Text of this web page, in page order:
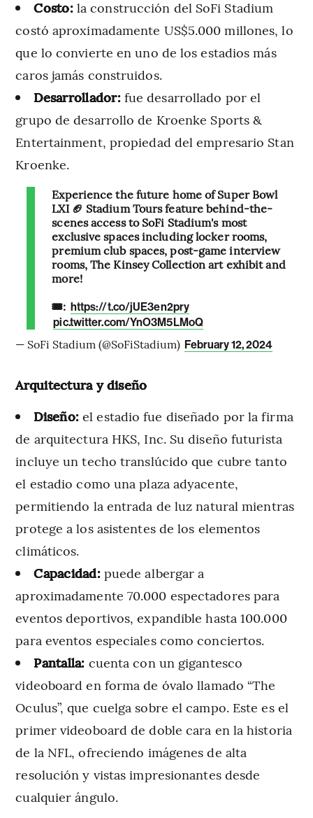
Costo: la construcción del SoFi Stadium
costó aproximadamente US$5.000 millones, lo
que lo convierte en uno de los estadios más
caros jamás construidos.
Desarrollador: fue desarrollado por el
grupo de desarrollo de Kroenke Sports &
Entertainment, propiedad del empresario Stan
Kroenke.
Experience the future home of Super Bowl
LXI 🏈 Stadium Tours feature behind-the-
scenes access to SoFi Stadium's most
exclusive spaces including locker rooms,
premium club spaces, post-game interview
rooms, The Kinsey Collection art exhibit and
more!
🎟️: https://t.co/jUE3en2pry
pic.twitter.com/YnO3M5LMoQ
— SoFi Stadium (@SoFiStadium) February 12, 2024
Arquitectura y diseño
Diseño: el estadio fue diseñado por la firma
de arquitectura HKS, Inc. Su diseño futurista
incluye un techo translúcido que cubre tanto
el estadio como una plaza adyacente,
permitiendo la entrada de luz natural mientras
protege a los asistentes de los elementos
climáticos.
Capacidad: puede albergar a
aproximadamente 70.000 espectadores para
eventos deportivos, expandible hasta 100.000
para eventos especiales como conciertos.
Pantalla: cuenta con un gigantesco
videoboard en forma de óvalo llamado “The
Oculus”, que cuelga sobre el campo. Este es el
primer videoboard de doble cara en la historia
de la NFL, ofreciendo imágenes de alta
resolución y vistas impresionantes desde
cualquier ángulo.